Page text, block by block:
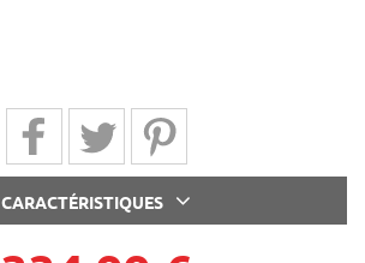
Partager sur Facebook
Partager sur Twitter
Partager sur Pinterest
CARACTÉRISTIQUES